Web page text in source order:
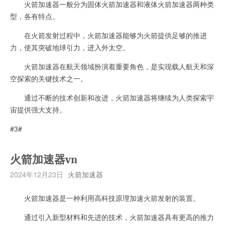
火箭加速器一般分为固体火箭加速器和液体火箭加速器两种类
型，各有特点。
在火箭发射过程中，火箭加速器能够为火箭提供足够的推进
力，使其突破地球引力，进入外太空。
火箭加速器在航天领域扮演着重要角色，是实现载人航天和深
空探索的关键技术之一。
通过不断的技术创新和改进，火箭加速器将继续为人类探索宇
宙提供强大支持。
#3#
火箭加速器vn
2024年12月23日 火箭加速器
火箭加速器是一种利用高科技原理加速火箭发射的装置。
通过引入新型材料和先进的技术，火箭加速器具有更高的推力